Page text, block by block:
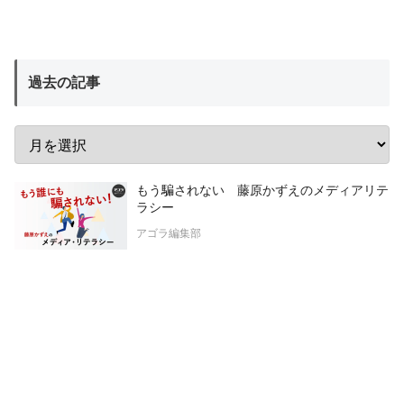
過去の記事
もう騙されない 藤原かずえのメディアリテ
ラシー
アゴラ編集部